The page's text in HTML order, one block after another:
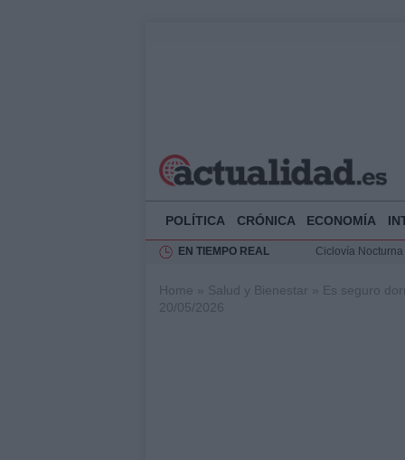
POLÍTICA CRÓNICA ECONOMÍA
EN TIEMPO REAL
Ciclovía
Rehabilitación
Home » Salud y Bienestar » Es seguro
20/05/2026